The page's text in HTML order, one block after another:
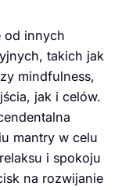
od innych
takich jak
mindfulness,
jak i celów.
mantry w celu
i spokoju
na rozwijanie